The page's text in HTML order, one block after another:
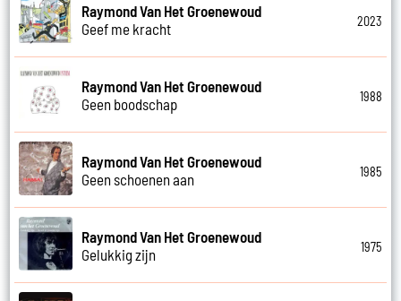
Raymond Van Het Groenewoud
Geef me kracht
2023
Raymond Van Het Groenewoud
Geen boodschap
1988
Raymond Van Het Groenewoud
Geen schoenen aan
1985
Raymond Van Het Groenewoud
Gelukkig zijn
1975